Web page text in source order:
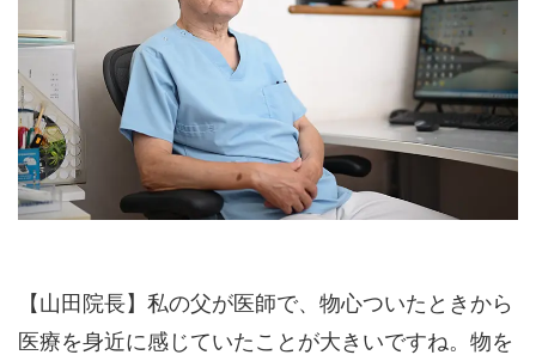
【山田院長】私の父が医師で、物心ついたときから
医療を身近に感じていたことが大きいですね。物を